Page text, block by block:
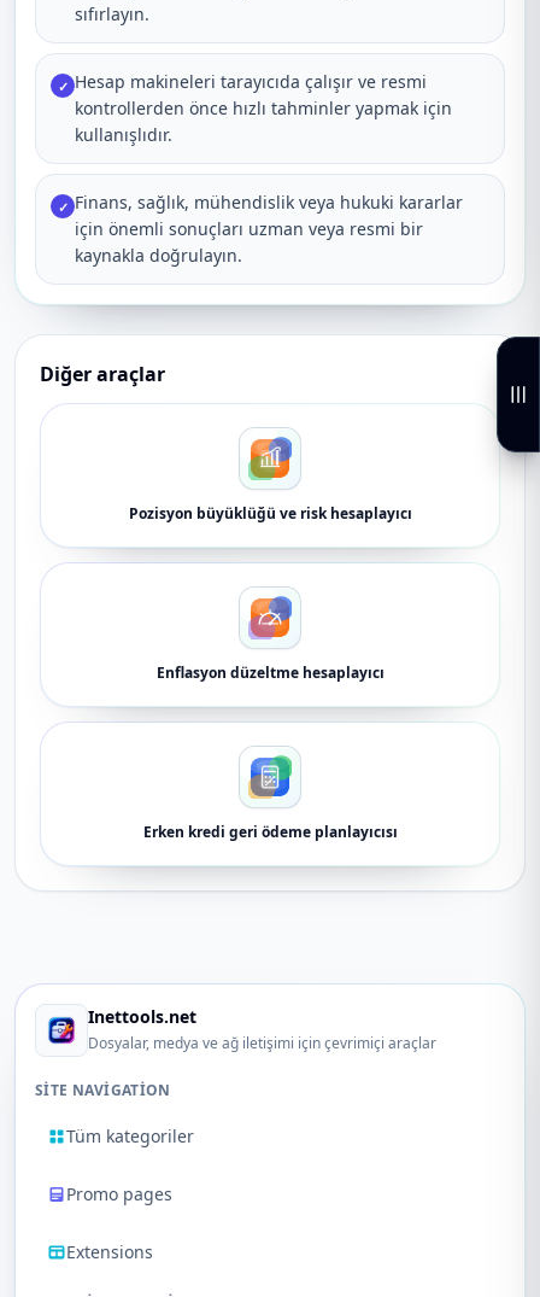
sıfırlayın.
✓ Hesap makineleri tarayıcıda çalışır ve resmi
kontrollerden önce hızlı tahminler yapmak için
kullanışlıdır.
✓ Finans, sağlık, mühendislik veya hukuki kararlar
için önemli sonuçları uzman veya resmi bir
kaynakla doğrulayın.
Diğer araçlar
Pozisyon büyüklüğü ve risk hesaplayıcı
Enflasyon düzeltme hesaplayıcı
Erken kredi geri ödeme planlayıcısı
Inettools.net
Dosyalar, medya ve ağ iletişimi için çevrimiçi araçlar
SITE NAVIGATION
Tüm kategoriler
Promo pages
Extensions